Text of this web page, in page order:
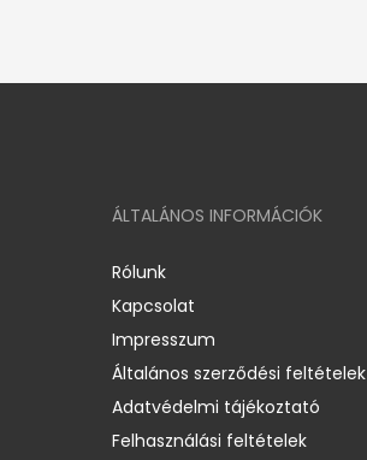
ÁLTALÁNOS INFORMÁCIÓK
Rólunk
Kapcsolat
Impresszum
Általános szerződési feltételek
Adatvédelmi tájékoztató
Felhasználási feltételek